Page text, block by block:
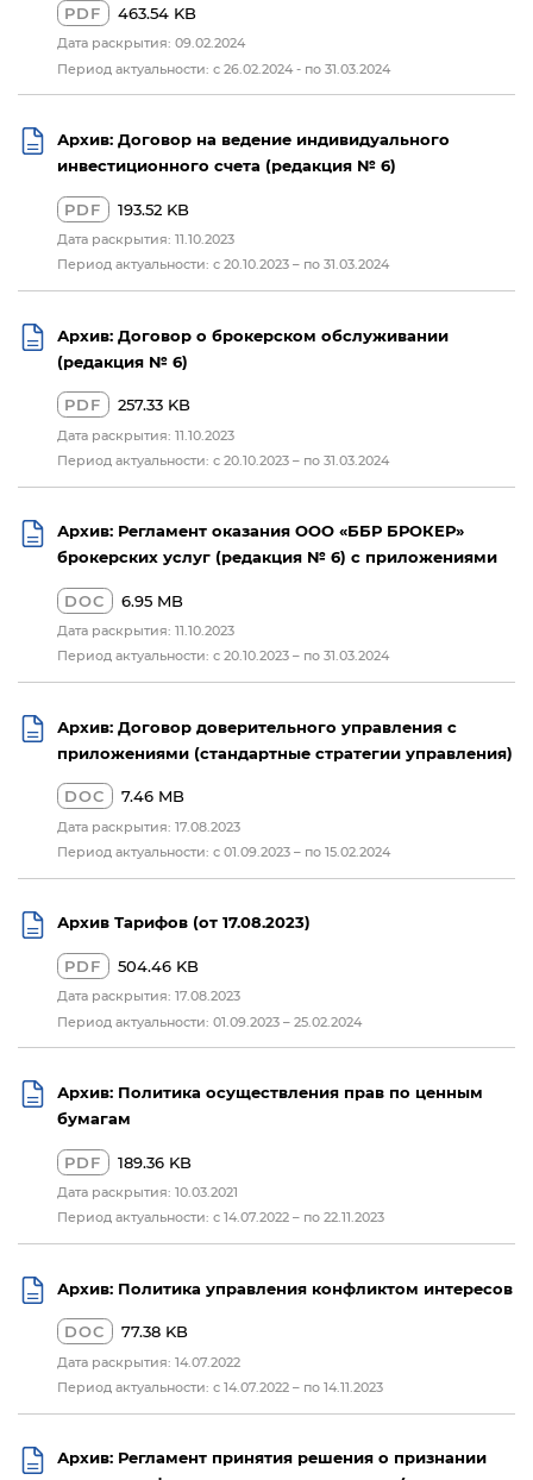
PDF 463.54 KB
Дата раскрытия: 09.02.2024
Период актуальности: с 26.02.2024 - по 31.03.2024
Архив: Договор на ведение индивидуального
инвестиционного счета (редакция № 6)
PDF 193.52 KB
Дата раскрытия: 11.10.2023
Период актуальности: с 20.10.2023 – по 31.03.2024
Архив: Договор о брокерском обслуживании
(редакция № 6)
PDF 257.33 KB
Дата раскрытия: 11.10.2023
Период актуальности: с 20.10.2023 – по 31.03.2024
Архив: Регламент оказания ООО «ББР БРОКЕР»
брокерских услуг (редакция № 6) с приложениями
DOC 6.95 MB
Дата раскрытия: 11.10.2023
Период актуальности: с 20.10.2023 – по 31.03.2024
Архив: Договор доверительного управления с
приложениями (стандартные стратегии управления)
DOC 7.46 MB
Дата раскрытия: 17.08.2023
Период актуальности: с 01.09.2023 – по 15.02.2024
Архив Тарифов (от 17.08.2023)
PDF 504.46 KB
Дата раскрытия: 17.08.2023
Период актуальности: 01.09.2023 – 25.02.2024
Архив: Политика осуществления прав по ценным
бумагам
PDF 189.36 KB
Дата раскрытия: 10.03.2021
Период актуальности: с 14.07.2022 – по 22.11.2023
Архив: Политика управления конфликтом интересов
DOC 77.38 KB
Дата раскрытия: 14.07.2022
Период актуальности: с 14.07.2022 – по 14.11.2023
Архив: Регламент принятия решения о признании